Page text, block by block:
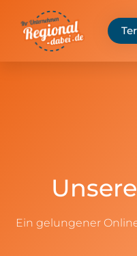
Ein gelungener